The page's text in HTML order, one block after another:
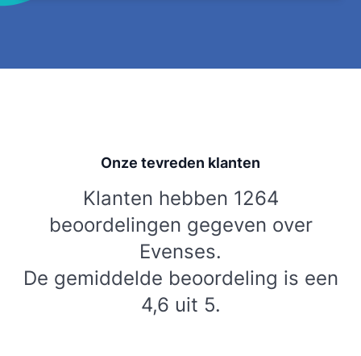
Onze tevreden klanten
Klanten hebben 1264
beoordelingen gegeven over
Evenses.
De gemiddelde beoordeling is een
4,6 uit 5.